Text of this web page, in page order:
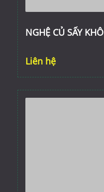
NGHỆ CỦ SẤY KHÔ
Liên hệ